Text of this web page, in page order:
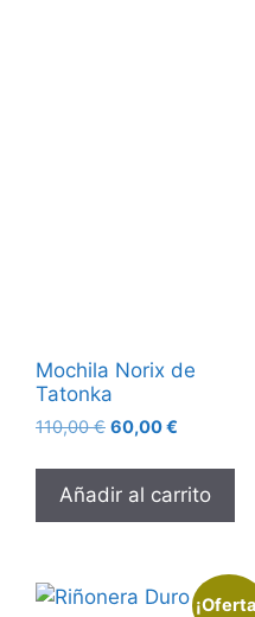
Mochila Norix de
Tatonka
110,00€ 60,00€
Añadir al carrito